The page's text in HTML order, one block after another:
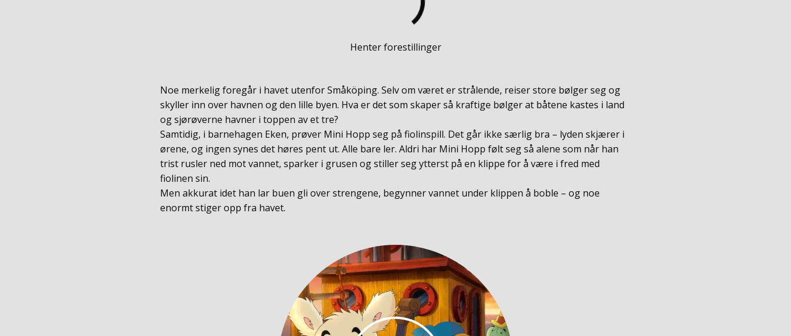
Henter forestillinger
Noe merkelig foregår i havet utenfor Småköping. Selv om været er strålende, reiser store bølger seg og
skyller inn over havnen og den lille byen. Hva er det som skaper så kraftige bølger at båtene kastes i land
og sjørøverne havner i toppen av et tre?
Samtidig, i barnehagen Eken, prøver Mini Hopp seg på fiolinspill. Det går ikke særlig bra – lyden skjærer i
ørene, og ingen synes det høres pent ut. Alle bare ler. Aldri har Mini Hopp følt seg så alene som når han
trist rusler ned mot vannet, sparker i grusen og stiller seg ytterst på en klippe for å være i fred med
fiolinen sin.
Men akkurat idet han lar buen gli over strengene, begynner vannet under klippen å boble – og noe
enormt stiger opp fra havet.